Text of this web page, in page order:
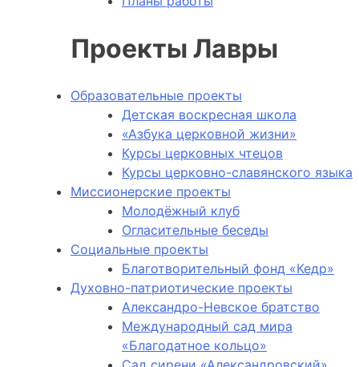
Проекты Лавры
Образовательные проекты
Детская воскресная школа
«Азбука церковной жизни»
Курсы церковных чтецов
Курсы церковно-славянского языка
Миссионерские проекты
Молодёжный клуб
Огласительные беседы
Социальные проекты
Благотворительный фонд «Кедр»
Духовно-патриотические проекты
Александро-Невское братство
Международный сад мира
«Благодатное кольцо»